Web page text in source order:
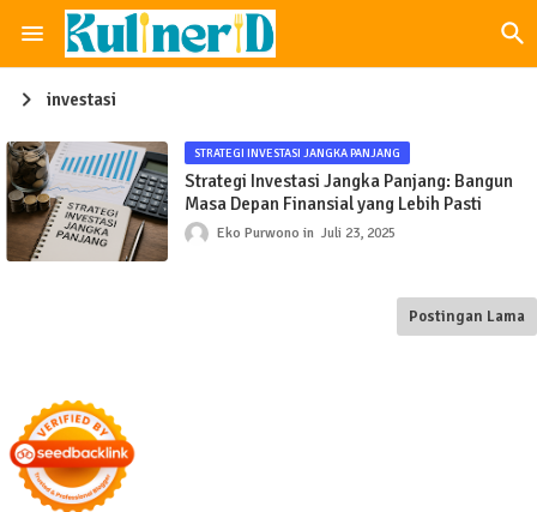
investasi
STRATEGI INVESTASI JANGKA PANJANG
Strategi Investasi Jangka Panjang: Bangun
Masa Depan Finansial yang Lebih Pasti
Eko Purwono Juli 23, 2025
Postingan Lama